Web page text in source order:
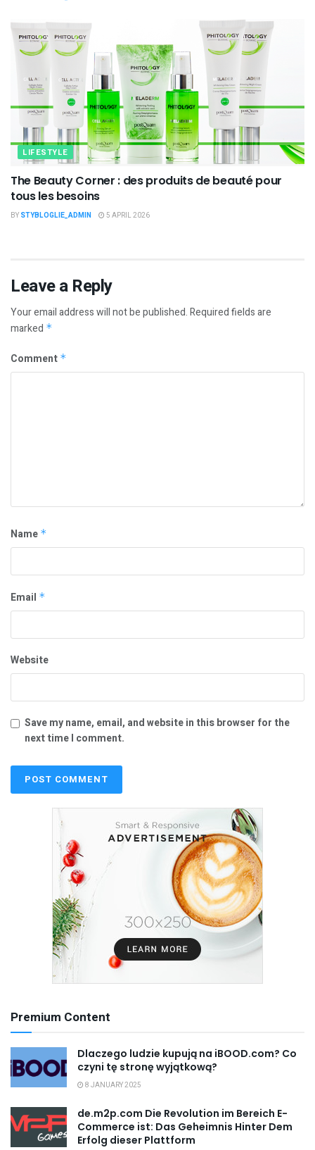
LIFESTYLE
The Beauty Corner : des produits de beauté pour
tous les besoins
BY STYBLOGLIE_ADMIN 5 APRIL 2026
Leave a Reply
Your email address will not be published.Required fields are
marked *
Comment *
Name *
Email *
Website
Save my name, email, and website in this browser for the
next time I comment.
Premium Content
Dlaczego ludzie kupują na iBOOD.com? Co
czyni tę stronę wyjątkową?
8 JANUARY 2025
de.m2p.com Die Revolution im Bereich E-
Commerce ist: Das Geheimnis Hinter Dem
Erfolg dieser Plattform